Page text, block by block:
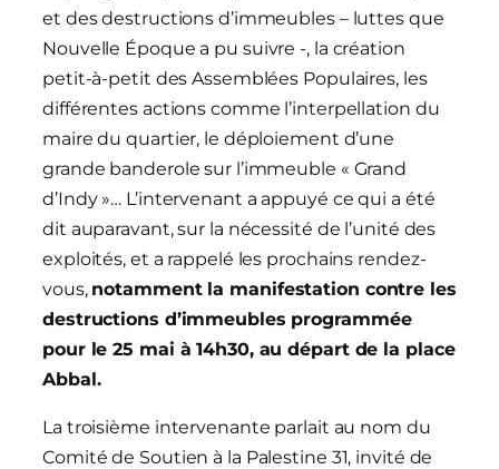
et des destructions d’immeubles – luttes que
Nouvelle Époque a pu suivre -, la création
petit-à-petit des Assemblées Populaires, les
différentes actions comme l’interpellation du
maire du quartier, le déploiement d’une
grande banderole sur l’immeuble « Grand
d’Indy »… L’intervenant a appuyé ce qui a été
dit auparavant, sur la nécessité de l’unité des
exploités, et a rappelé les prochains rendez-
vous, notamment la manifestation contre les
destructions d’immeubles programmée
pour le 25 mai à 14h30, au départ de la place
Abbal.
La troisième intervenante parlait au nom du
Comité de Soutien à la Palestine 31, invité de